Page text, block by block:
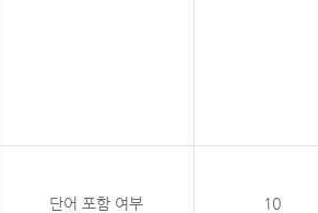
단어 포함 여부 10